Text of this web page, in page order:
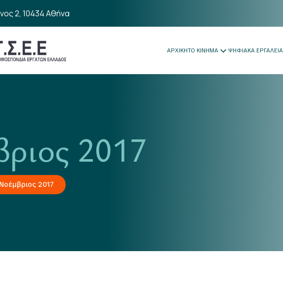
2, 10434 Αθήνα
ΑΡΧΙΚΗΤΟ ΚΙΝΗΜΑ ΨΗΦΙΑΚΑ ΕΡΓΑΛΕΙΑ
2017
2017